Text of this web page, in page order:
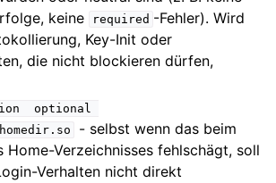
keine required -Fehler). Wird
Key-Init oder
die nicht blockieren dürfen,
optional
- selbst wenn das beim
Home-Verzeichnisses fehlschägt, soll
Verhalten nicht direkt